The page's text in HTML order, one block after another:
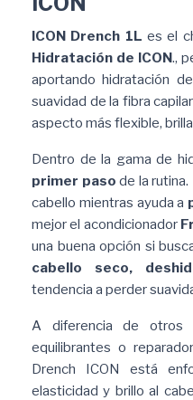
ICON Drench 1L es el
Hidratación de ICON.,
aportando hidratación
suavidad de la fibra
aspecto más flexible,
Dentro de la gama de
primer paso de la
cabello mientras ayuda a
mejor el acondicionador
una buena opción si
cabello seco,
tendencia a perder
A diferencia de otros
equilibrantes o
Drench ICON está
elasticidad y brillo al